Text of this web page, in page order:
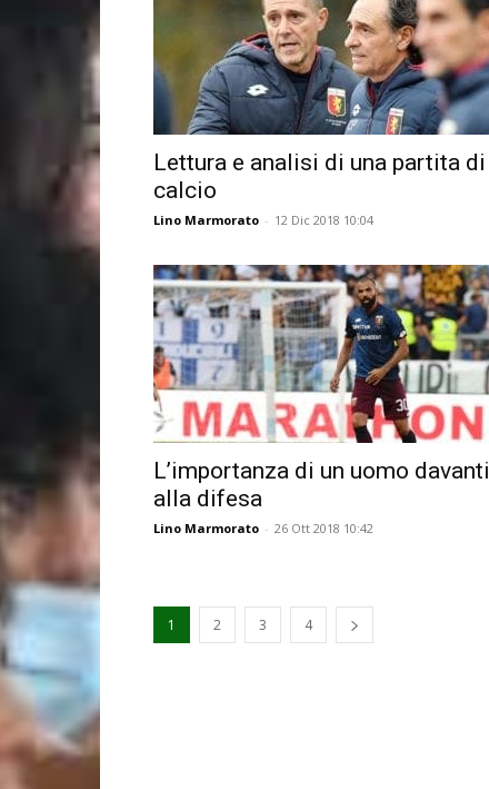
Lettura e analisi di una partita di
calcio
Lino Marmorato - 12 Dic 2018 10:04
L’importanza di un uomo davanti
alla difesa
Lino Marmorato - 26 Ott 2018 10:42
1 2 3 4